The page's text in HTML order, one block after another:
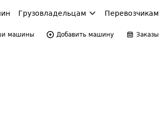
Грузовладельцам Перевозчикам
машины Добавить машину Заказы